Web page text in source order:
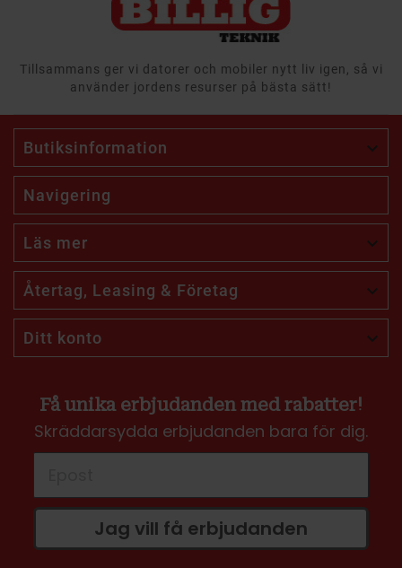
Tillsammans ger vi datorer och mobiler nytt liv igen, så vi
använder jordens resurser på bästa sätt!
Butiksinformation 
Navigering
Läs mer 
Återtag, Leasing & Företag 
Ditt konto 
Få unika erbjudanden med rabatter!
Skräddarsydda erbjudanden bara för dig.
Jag vill få erbjudanden